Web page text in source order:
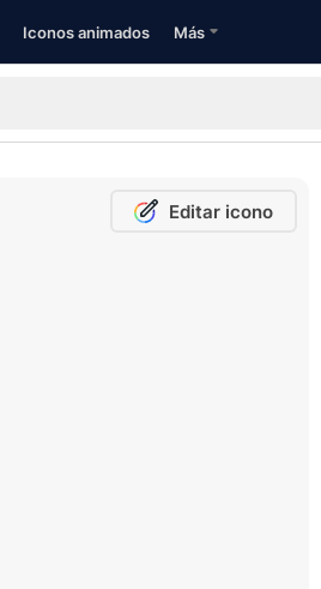
Iconos animados Más
Editar icono